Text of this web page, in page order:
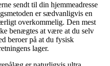
sendt til din hjemmeadresse
er sædvanligvis en
overkommelig. Den mest
benægtes at være at du selv
beroer på at du fysisk
lager.